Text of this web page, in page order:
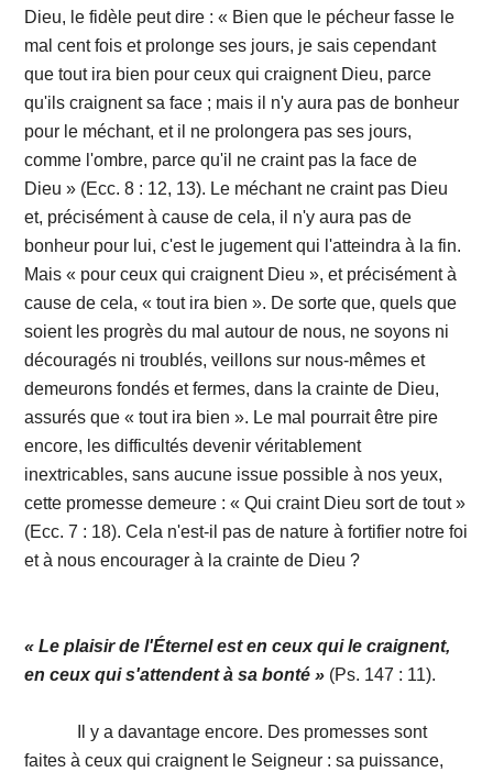
Dieu, le fidèle peut dire : « Bien que le pécheur fasse le
mal cent fois et prolonge ses jours, je sais cependant
que tout ira bien pour ceux qui craignent Dieu, parce
qu'ils craignent sa face ; mais il n'y aura pas de bonheur
pour le méchant, et il ne prolongera pas ses jours,
comme l'ombre, parce qu'il ne craint pas la face de
Dieu » (Ecc. 8 : 12, 13). Le méchant ne craint pas Dieu
et, précisément à cause de cela, il n'y aura pas de
bonheur pour lui, c'est le jugement qui l'atteindra à la fin.
Mais « pour ceux qui craignent Dieu », et précisément à
cause de cela, « tout ira bien ». De sorte que, quels que
soient les progrès du mal autour de nous, ne soyons ni
découragés ni troublés, veillons sur nous-mêmes et
demeurons fondés et fermes, dans la crainte de Dieu,
assurés que « tout ira bien ». Le mal pourrait être pire
encore, les difficultés devenir véritablement
inextricables, sans aucune issue possible à nos yeux,
cette promesse demeure : « Qui craint Dieu sort de tout »
(Ecc. 7 : 18). Cela n'est-il pas de nature à fortifier notre foi
et à nous encourager à la crainte de Dieu ?
« Le plaisir de l'Éternel est en ceux qui le craignent,
en ceux qui s'attendent à sa bonté » (Ps. 147 : 11).
Il y a davantage encore. Des promesses sont
faites à ceux qui craignent le Seigneur : sa puissance,